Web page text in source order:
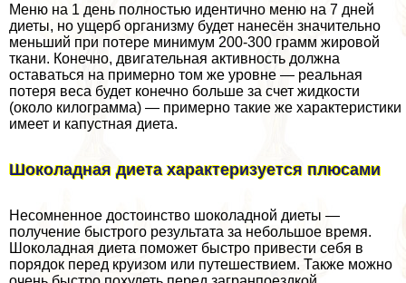
Меню на 1 день полностью идентично меню на 7 дней
диеты, но ущерб организму будет нанесён значительно
меньший при потере минимум 200-300 грамм жировой
ткани. Конечно, двигательная активность должна
оставаться на примерно том же уровне — реальная
потеря веса будет конечно больше за счет жидкости
(около килограмма) — примерно такие же хаpaктеристики
имеет и капустная диета.
Шоколадная диета хаpaктеризуется плюсами
Несомненное достоинство шоколадной диеты —
получение быстрого результата за небольшое время.
Шоколадная диета поможет быстро привести себя в
порядок перед круизом или путешествием. Также можно